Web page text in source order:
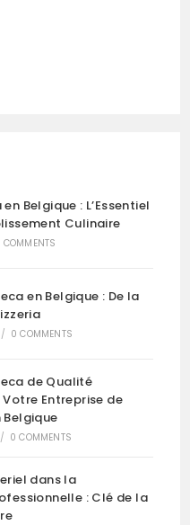
Belgique : L’Essentiel
Culinaire
COMMENTS
en Belgique : De la
/ 0 COMMENTS
de Qualité
Entreprise de
/ 0 COMMENTS
dans la
: Clé de la